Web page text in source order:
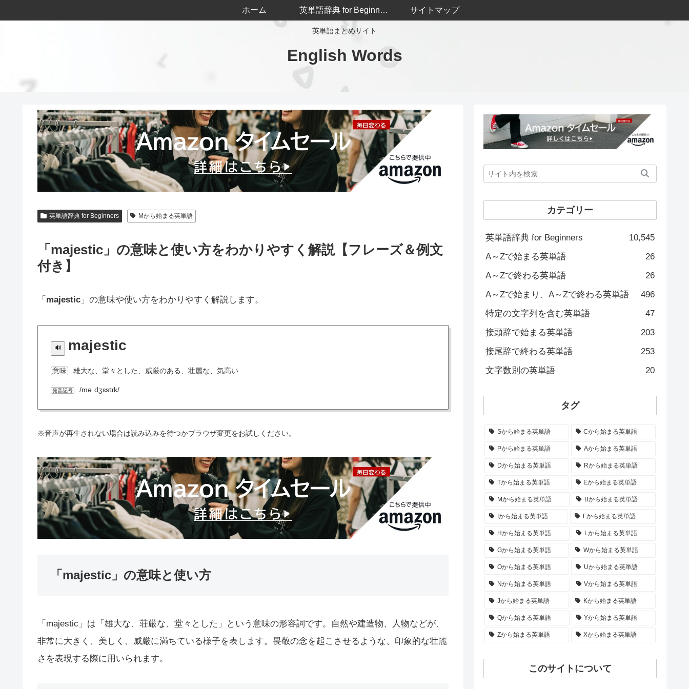
英単語まとめサイト
English Words
ホーム 英単語辞典 for Beginners サイトマップ
英単語辞典 for Beginners Mから始まる英単語
「majestic」の意味と使い方をわかりやすく解説【フレーズ＆例文
付き】
「 majestic 」の意味や使い方をわかりやすく解説します。
majestic
意味 雄大な、堂々とした、威厳のある、壮麗な、気高い
発音記号 /məˈdʒɛstɪk/
※音声が再生されない場合は読み込みを待つかブラウザ変更をお試しください。
「majestic」の意味と使い方
「majestic」は「雄大な、荘厳な、堂々とした」という意味の形容詞です。自然や建造物、人物などが、
非常に大きく、美しく、威厳に満ちている様子を表します。畏敬の念を起こさせるような、印象的な壮麗
さを表現する際に用いられます。
カテゴリー
英単語辞典 for Beginners
10,545
A～Zで始まる英単語
26
A～Zで終わる英単語
26
A～Zで始まり、A～Zで終わる英単語
496
特定の文字列を含む英単語
47
接頭辞で始まる英単語
203
接尾辞で終わる英単語
253
文字数別の英単語
20
タグ
Sから始まる英単語 Cから始まる英単語
Pから始まる英単語 Aから始まる英単語
Dから始まる英単語 Rから始まる英単語
Tから始まる英単語 Eから始まる英単語
Mから始まる英単語 Bから始まる英単語
Iから始まる英単語 Fから始まる英単語
Hから始まる英単語 Lから始まる英単語
Gから始まる英単語 Wから始まる英単語
Oから始まる英単語 Uから始まる英単語
Nから始まる英単語 Vから始まる英単語
Jから始まる英単語 Kから始まる英単語
Qから始まる英単語 Yから始まる英単語
Zから始まる英単語 Xから始まる英単語
このサイトについて